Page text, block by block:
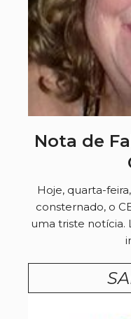
Nota de
Hoje, quarta-
consternado, o
uma triste